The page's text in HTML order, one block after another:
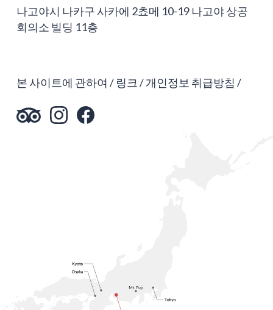
나고야시 나카구 사카에 2쵸메 10-19 나고야 상공
회의소 빌딩 11층
본 사이트에 관하여 링크 개인정보 취급방침